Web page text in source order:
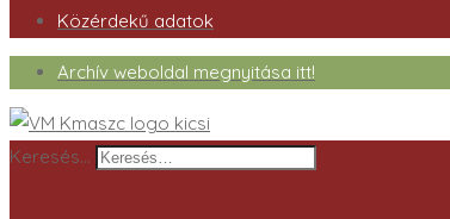
Közérdekű adatok
Archív weboldal megnyitása itt!
Keresés…